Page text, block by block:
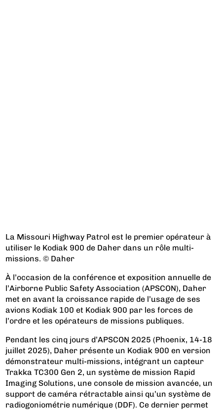
La Missouri Highway Patrol est le premier opérateur à
utiliser le Kodiak 900 de Daher dans un rôle multi-
missions. © Daher
À l’occasion de la conférence et exposition annuelle de
l’Airborne Public Safety Association (APSCON), Daher
met en avant la croissance rapide de l’usage de ses
avions Kodiak 100 et Kodiak 900 par les forces de
l’ordre et les opérateurs de missions publiques.
Pendant les cinq jours d’APSCON 2025 (Phoenix, 14-18
juillet 2025), Daher présente un Kodiak 900 en version
démonstrateur multi-missions, intégrant un capteur
Trakka TC300 Gen 2, un système de mission Rapid
Imaging Solutions, une console de mission avancée, un
support de caméra rétractable ainsi qu’un système de
radiogoniométrie numérique (DDF). Ce dernier permet